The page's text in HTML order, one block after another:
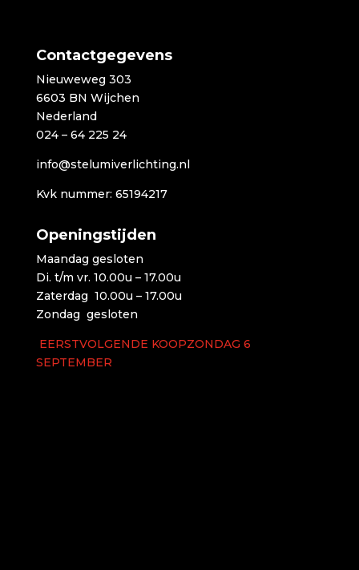
Contactgegevens
Nieuweweg 303
6603 BN Wijchen
Nederland
024 – 64 225 24
info@stelumiverlichting.nl
Kvk nummer: 65194217
Openingstijden
Maandag gesloten
Di. t/m vr. 10.00u – 17.00u
Zaterdag 10.00u – 17.00u
Zondag gesloten
EERSTVOLGENDE KOOPZONDAG 6
SEPTEMBER